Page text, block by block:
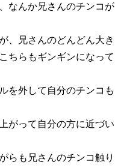
なんか兄さんのチンコが
、兄さんのどんどん大き
ちらもギンギンになって
を外して自分のチンコも
がって自分の方に近づい
らも兄さんのチンコ触り